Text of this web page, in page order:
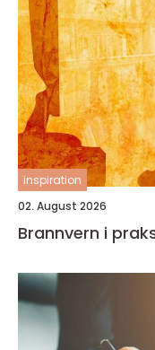
inspiration
02. August 2026
Brannvern i